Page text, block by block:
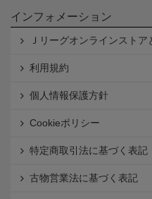
インフォメーション
Ｊリーグオンラインストア
利用規約
個人情報保護方針
Cookieポリシー
特定商取引法に基づく表記
古物営業法に基づく表記